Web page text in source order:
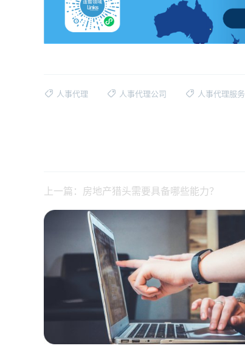
人事代理 人事代理公司 人事代理服务
上一篇：房地产猎头需要具备哪些能力？